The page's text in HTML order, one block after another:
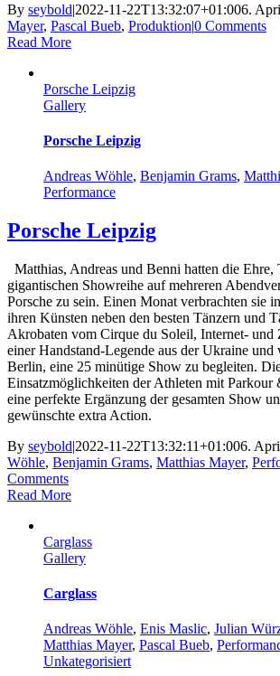
By seybold|2022-11-22T13:32:07+01:006.
Mayer, Pascal Bueb, Produktion|0 Comments
Read More
Porsche Leipzig
Gallery
Porsche Leipzig
Andreas Wöhle, Benjamin Grams,
Performance
Porsche Leipzig
Matthias, Andreas und Benni hatten die Ehre,
gigantischen Showreihe auf mehreren
Porsche zu sein. Einen Monat verbrachten sie
ihren Künsten neben den besten Tänzern und
Akrobaten vom Cirque du Soleil, Internet- und
einer Handstand-Legende aus der Ukraine und
Berlin, eine 25 minütige Show zu begleiten.
Einsatzmöglichkeiten der Athleten mit Parkour
eine perfekte Ergänzung der gesamten Show
gewünschte extra Action.
By seybold|2022-11-22T13:32:11+01:006.
Wöhle, Benjamin Grams, Matthias Mayer,
Comments
Read More
Carglass
Gallery
Carglass
Andreas Wöhle, Enis Maslic, Julian
Matthias Mayer, Pascal Bueb,
Unkategorisiert